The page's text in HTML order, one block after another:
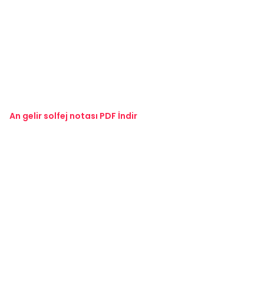
An gelir solfej notası PDF İndir